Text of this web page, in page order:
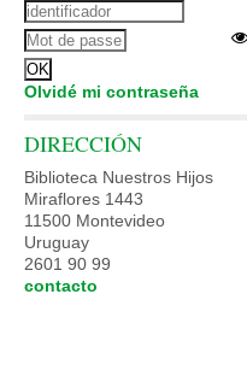
Olvidé mi contraseña
DIRECCIÓN
Biblioteca Nuestros Hijos
Miraflores 1443
11500 Montevideo
Uruguay
2601 90 99
contacto